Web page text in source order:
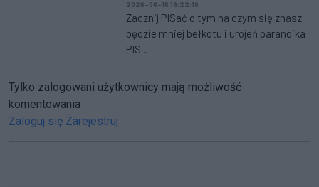
2026-06-16 19:22:18
Zacznij PISać o tym na czym się znasz
będzie mniej bełkotu i urojeń paranoika
PIS...
Tylko zalogowani użytkownicy mają możliwość
komentowania
Zaloguj się Zarejestruj